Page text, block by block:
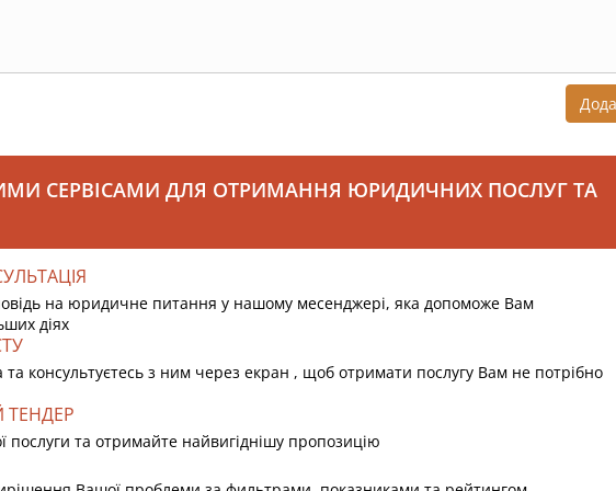
СЕРВІСАМИ ДЛЯ ОТРИМАННЯ ЮРИДИЧНИХ ПОСЛУГ ТА
на юридичне питання у нашому месенджері, яка допоможе Вам
діях
консультуєтесь з ним через екран , щоб отримати послугу Вам не потрібно
ТЕНДЕР
та отримайте найвигіднішу пропозицію